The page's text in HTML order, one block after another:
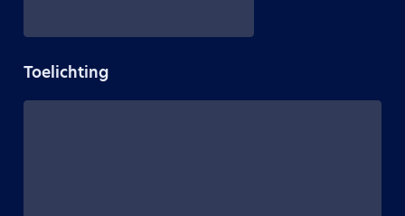
Toelichting